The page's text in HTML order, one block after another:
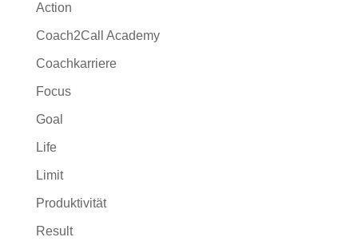
Action
Coach2Call Academy
Coachkarriere
Focus
Goal
Life
Limit
Produktivität
Result